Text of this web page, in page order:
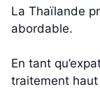
La Thaïlande
abordable.
En tant
traitement